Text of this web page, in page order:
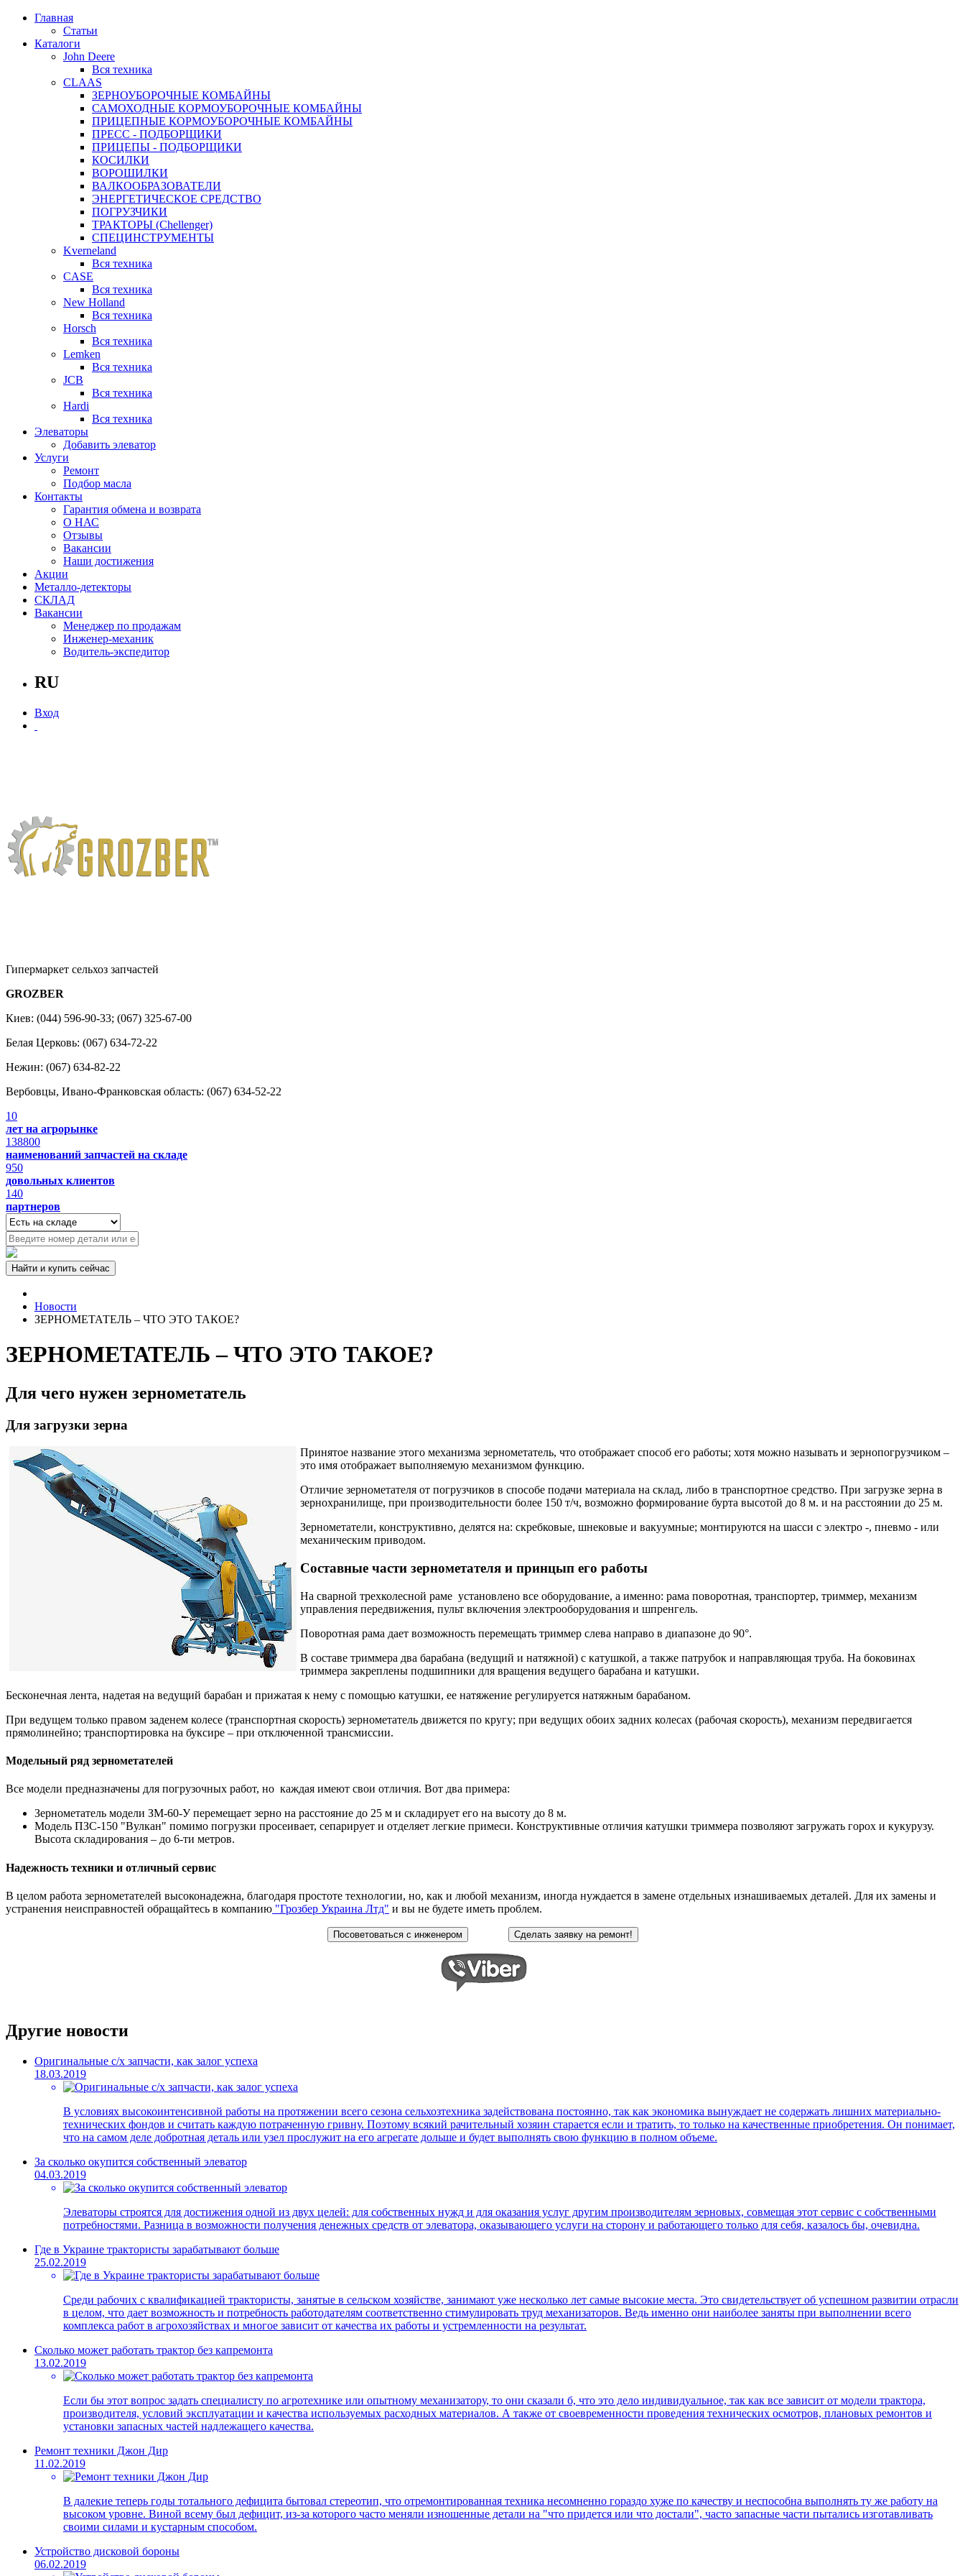
Главная
Статьи
Каталоги
John Deere
Вся техника
CLAAS
ЗЕРНОУБОРОЧНЫЕ КОМБАЙНЫ
САМОХОДНЫЕ КОРМОУБОРОЧНЫЕ КОМБАЙНЫ
ПРИЦЕПНЫЕ КОРМОУБОРОЧНЫЕ КОМБАЙНЫ
ПРЕСС - ПОДБОРЩИКИ
ПРИЦЕПЫ - ПОДБОРЩИКИ
КОСИЛКИ
ВОРОШИЛКИ
ВАЛКООБРАЗОВАТЕЛИ
ЭНЕРГЕТИЧЕСКОЕ СРЕДСТВО
ПОГРУЗЧИКИ
ТРАКТОРЫ (Chellenger)
СПЕЦИНСТРУМЕНТЫ
Kverneland
Вся техника
CASE
Вся техника
New Holland
Вся техника
Horsch
Вся техника
Lemken
Вся техника
JCB
Вся техника
Hardi
Вся техника
Элеваторы
Добавить элеватор
Услуги
Ремонт
Подбор масла
Контакты
Гарантия обмена и возврата
О НАС
Отзывы
Вакансии
Наши достижения
Акции
Металло-детекторы
СКЛАД
Вакансии
Менеджер по продажам
Инженер-механик
Водитель-экспедитор
RU
Вход
Гипермаркет сельхоз запчастей
GROZBER
Киев: (044) 596-90-33; (067) 325-67-00
Белая Церковь: (067) 634-72-22
Нежин: (067) 634-82-22
Вербовцы, Ивано-Франковская область: (067) 634-52-22
10
лет на агрорынке
138800
наименований запчастей на складе
950
довольных клиентов
140
партнеров
Новости
ЗЕРНОМЕТАТЕЛЬ – ЧТО ЭТО ТАКОЕ?
ЗЕРНОМЕТАТЕЛЬ – ЧТО ЭТО ТАКОЕ?
Для чего нужен зернометатель
Для загрузки зерна
Принятое название этого механизма зернометатель, что отображает способ его работы; хотя можно называть и зернопогрузчиком –
это имя отображает выполняемую механизмом функцию.
Отличие зернометателя от погрузчиков в способе подачи материала на склад, либо в транспортное средство. При загрузке зерна в
зернохранилище, при производительности более 150 т/ч, возможно формирование бурта высотой до 8 м. и на расстоянии до 25 м.
Зернометатели, конструктивно, делятся на: скребковые, шнековые и вакуумные; монтируются на шасси с электро -, пневмо - или
механическим приводом.
Составные части зернометателя и принцып его работы
На сварной трехколесной раме установлено все оборудование, а именно: рама поворотная, транспортер, триммер, механизм
управления передвижения, пульт включения электрооборудования и шпренгель.
Поворотная рама дает возможность перемещать триммер слева направо в диапазоне до 90°.
В составе триммера два барабана (ведущий и натяжной) с катушкой, а также патрубок и направляющая труба. На боковинах
триммера закреплены подшипники для вращения ведущего барабана и катушки.
Бесконечная лента, надетая на ведущий барабан и прижатая к нему с помощью катушки, ее натяжение регулируется натяжным барабаном.
При ведущем только правом заденем колесе (транспортная скорость) зернометатель движется по кругу; при ведущих обоих задних колесах (рабочая скорость), механизм передвигается
прямолинейно; транспортировка на буксире – при отключенной трансмиссии.
Модельный ряд зернометателей
Все модели предназначены для погрузочных работ, но каждая имеют свои отличия. Вот два примера:
Зернометатель модели ЗМ-60-У перемещает зерно на расстояние до 25 м и складирует его на высоту до 8 м.
Модель ПЗС-150 "Вулкан" помимо погрузки просеивает, сепарирует и отделяет легкие примеси. Конструктивные отличия катушки триммера позволяют загружать горох и кукурузу.
Высота складирования – до 6-ти метров.
Надежность техники и отличный сервис
В целом работа зернометателей высоконадежна, благодаря простоте технологии, но, как и любой механизм, иногда нуждается в замене отдельных изнашиваемых деталей. Для их замены и
устранения неисправностей обращайтесь в компанию "Грозбер Украина Лтд" и вы не будете иметь проблем.
Другие новости
Оригинальные с/х запчасти, как залог успеха
18.03.2019
В условиях высокоинтенсивной работы на протяжении всего сезона сельхозтехника задействована постоянно, так как экономика вынуждает не содержать лишних материально-
технических фондов и считать каждую потраченную гривну. Поэтому всякий рачительный хозяин старается если и тратить, то только на качественные приобретения. Он понимает,
что на самом деле добротная деталь или узел прослужит на его агрегате дольше и будет выполнять свою функцию в полном объеме.
За сколько окупится собственный элеватор
04.03.2019
Элеваторы строятся для достижения одной из двух целей: для собственных нужд и для оказания услуг другим производителям зерновых, совмещая этот сервис с собственными
потребностями. Разница в возможности получения денежных средств от элеватора, оказывающего услуги на сторону и работающего только для себя, казалось бы, очевидна.
Где в Украине трактористы зарабатывают больше
25.02.2019
Среди рабочих с квалификацией трактористы, занятые в сельском хозяйстве, занимают уже несколько лет самые высокие места. Это свидетельствует об успешном развитии отрасли
в целом, что дает возможность и потребность работодателям соответственно стимулировать труд механизаторов. Ведь именно они наиболее заняты при выполнении всего
комплекса работ в агрохозяйствах и многое зависит от качества их работы и устремленности на результат.
Сколько может работать трактор без капремонта
13.02.2019
Если бы этот вопрос задать специалисту по агротехнике или опытному механизатору, то они сказали б, что это дело индивидуальное, так как все зависит от модели трактора,
производителя, условий эксплуатации и качества используемых расходных материалов. А также от своевременности проведения технических осмотров, плановых ремонтов и
установки запасных частей надлежащего качества.
Ремонт техники Джон Дир
11.02.2019
В далекие теперь годы тотального дефицита бытовал стереотип, что отремонтированная техника несомненно гораздо хуже по качеству и неспособна выполнять ту же работу на
высоком уровне. Виной всему был дефицит, из-за которого часто меняли изношенные детали на "что придется или что достали", часто запасные части пытались изготавливать
своими силами и кустарным способом.
Устройство дисковой бороны
06.02.2019